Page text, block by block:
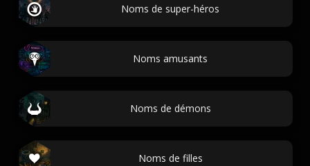
Noms de super-héros
Noms amusants
Noms de démons
Noms de filles